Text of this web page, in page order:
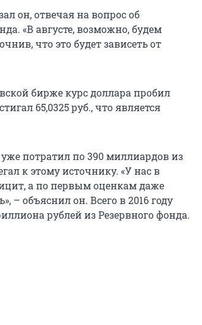
он, отвечая на вопрос об
«В августе, возможно, будем
что это будет зависеть от
бирже курс доллара пробил
65,0325 руб., что является
потратил по 390 миллиардов из
к этому источнику. «У нас в
а по первым оценкам даже
– объяснил он. Всего в 2016 году
рублей из Резервного фонда.